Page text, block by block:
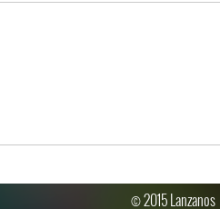
© 2015 Lanzanos